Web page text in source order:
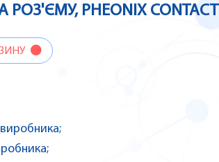
РОЗ'ЄМУ, PHEONIX CONTACT